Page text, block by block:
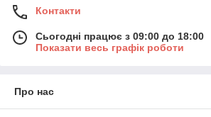
Контакти
Сьогодні працює з 09:00 до 18:00
Показати весь графік роботи
Про нас